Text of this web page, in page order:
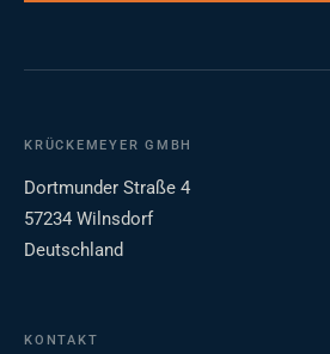
KRÜCKEMEYER GMBH
Dortmunder Straße 4
57234 Wilnsdorf
Deutschland
KONTAKT